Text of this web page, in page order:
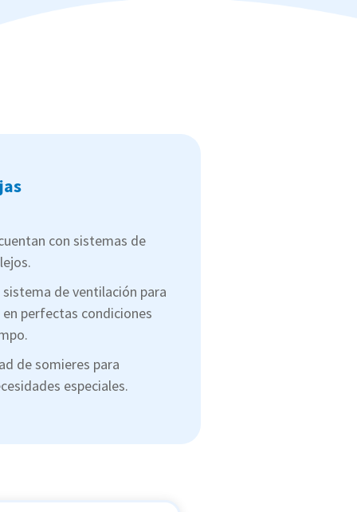
con sistemas de
de ventilación para
perfectas condiciones
de somieres para
especiales.